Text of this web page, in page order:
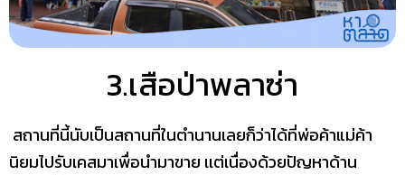
3.เสือป่าพลาซ่า
สถานที่นี้นับเป็นสถานที่ในตำนานเลยก็ว่าได้ที่พ่อค้าแม่ค้า
นิยมไปรับเคสมาเพื่อนำมาขาย เเต่เนื่องด้วยปัญหาด้าน